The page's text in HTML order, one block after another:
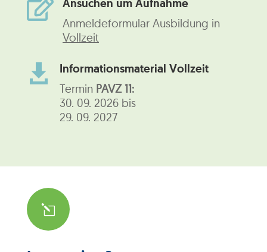
 Ansuchen um Aufnahme
Anmeldeformular Ausbildung in
Vollzeit
 Informationsmaterial Vollzeit
Termin PAVZ 11:
30. 09. 2026 bis
29. 09. 2027
l